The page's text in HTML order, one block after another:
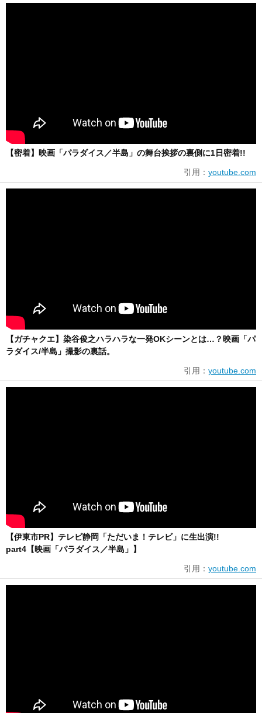
【密着】映画「パラダイス／半島」の舞台挨拶の裏側に1日密着!!
引用： youtube.com
【ガチャクエ】染谷俊之ハラハラな一発OKシーンとは…？映画「パ
ラダイス/半島」撮影の裏話。
引用： youtube.com
【伊東市PR】テレビ静岡「ただいま！テレビ」に生出演!!
part4【映画「パラダイス／半島」】
引用： youtube.com